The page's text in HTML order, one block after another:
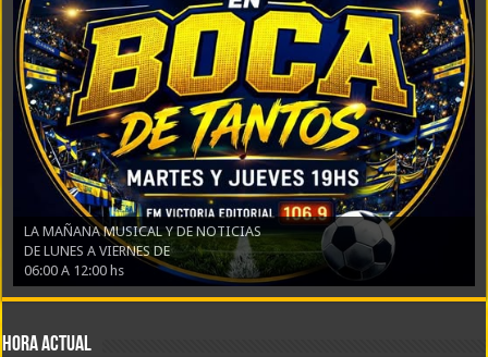
LA MAÑANA MUSICAL Y DE NOTICIAS
DE LUNES A VIERNES DE
06:00 A 12:00 hs
Hora actual